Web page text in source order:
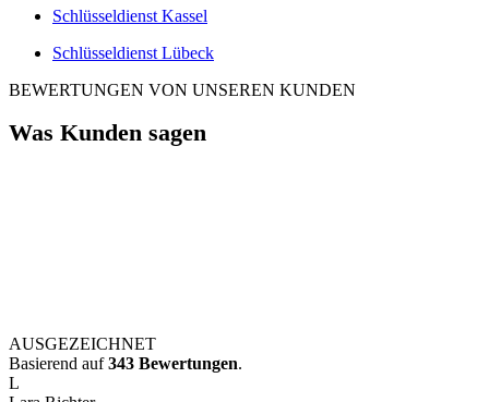
Schlüsseldienst Kassel
Schlüsseldienst Lübeck
BEWERTUNGEN VON UNSEREN KUNDEN
Was Kunden sagen
AUSGEZEICHNET
Basierend auf343 Bewertungen.
L